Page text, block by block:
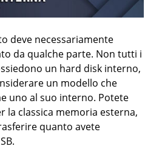
deve necessariamente
da qualche parte. Non tutti i
un hard disk interno,
un modello che
uno al suo interno. Potete
la classica memoria esterna,
quanto avete